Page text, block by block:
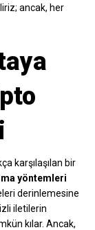
ancak, her
karşılaşılan bir
yöntemleri
derinlemesine
iletilerin
kılar. Ancak,